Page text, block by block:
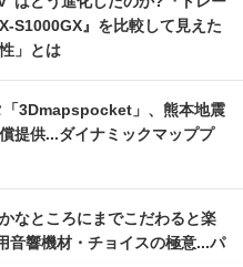
S1000GX』を比較して見えた
」とは
「3Dmapspocket」、熊本地震
提供...ダイナミックマッププ
なところにまでこだわると楽
音響機材・チョイスの極意...パ